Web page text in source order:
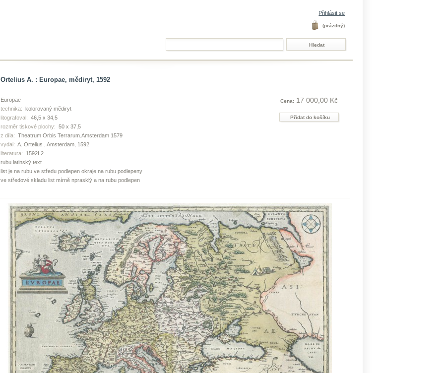
Přihlásit se
(prázdný)
Ortelius A. : Europae, mědiryt, 1592
Europae
technika: kolorovaný mědiryt
litografoval: 46,5 x 34,5
rozměr tiskové plochy: 50 x 37,5
z díla: Theatrum Orbis Terrarum.Amsterdam 1579
vydal: A. Ortelius , Amsterdam, 1592
literatura:
1592L2
rubu latinský text
list je na rubu ve středu podlepen okraje na rubu podlepeny
ve středové skladu list mírně nprasklý a na rubu podlepen
Cena: 17 000,00 Kč